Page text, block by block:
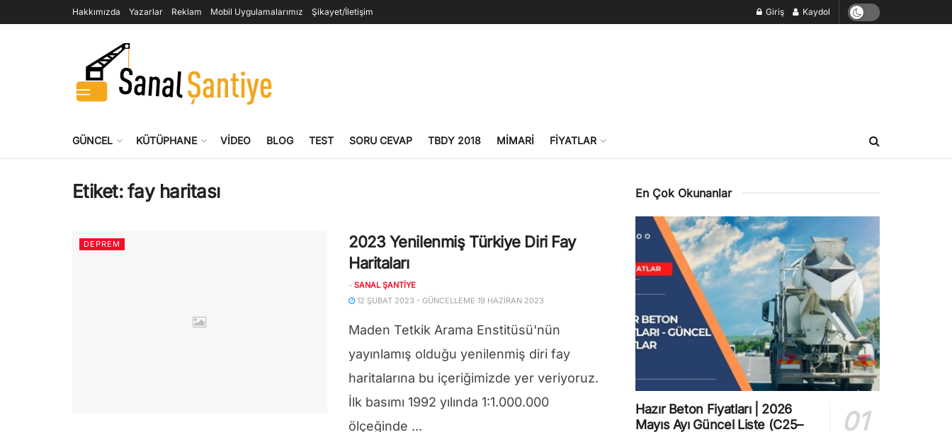
Hakkımızda Yazarlar Reklam Mobil Uygulamalarımız Şikayet/İletişim Giriş Kaydol
GÜNCEL KÜTÜPHANE VIDEO BLOG TEST SORU CEVAP TBDY 2018 MIMARI FIYATLAR
Etiket:fay haritası
DEPREM
2023 Yenilenmiş Türkiye Diri Fay
Haritaları
- SANAL ŞANTIYE
12 ŞUBAT 2023 - GÜNCELLEME 19 HAZIRAN 2023
Maden Tetkik Arama Enstitüsü'nün
yayınlamış olduğu yenilenmiş diri fay
haritalarına bu içeriğimizde yer veriyoruz.
İlk basımı 1992 yılında 1:1.000.000
ölçeğinde ...
En Çok Okunanlar
Hazır Beton Fiyatları | 2026
Mayıs Ayı Güncel Liste (C25–